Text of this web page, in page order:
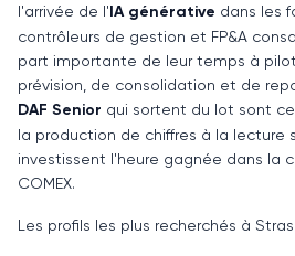
l'arrivée de l'IA générative dans les
contrôleurs de gestion et FP&A
part importante de leur temps à
prévision, de consolidation et de
DAF Senior qui sortent du lot sont
la production de chiffres à la lecture
investissent l'heure gagnée dans la
COMEX.
Les profils les plus recherchés à